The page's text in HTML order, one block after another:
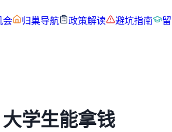
会 归巢导航 政策解读 避坑指南
学生能拿钱